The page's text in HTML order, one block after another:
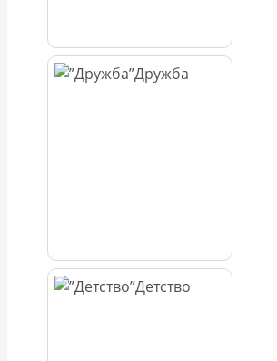
Дружба
Детство